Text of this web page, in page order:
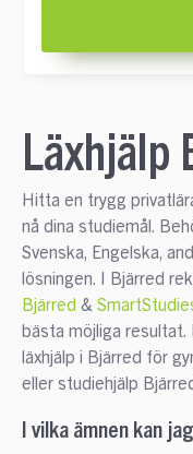
Läxhjälp
Hitta en trygg
nå dina studiemål.
Svenska, Engelska,
lösningen. I Bjärred
Bjärred &
bästa möjliga
läxhjälp i Bjärred för
eller studiehjälp
I vilka ämnen kan